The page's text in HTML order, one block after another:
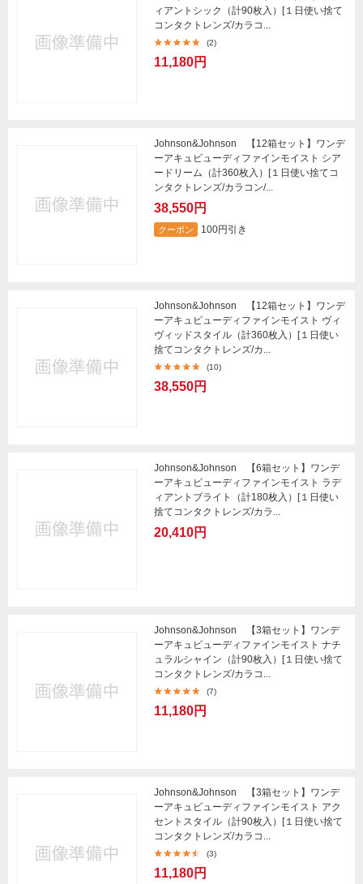
ィアントシック（計90枚入）[１日使い捨て
コンタクトレンズ/カラコ...
(2)
11,180円
Johnson&Johnson 【12箱セット】ワンデ
ーアキュビューディファインモイスト シア
ードリーム（計360枚入）[１日使い捨てコ
ンタクトレンズ/カラコン/...
38,550円
クーポン 100円引き
Johnson&Johnson 【12箱セット】ワンデ
ーアキュビューディファインモイスト ヴィ
ヴィッドスタイル（計360枚入）[１日使い
捨てコンタクトレンズ/カ...
(10)
38,550円
Johnson&Johnson 【6箱セット】ワンデ
ーアキュビューディファインモイスト ラデ
ィアントブライト（計180枚入）[１日使い
捨てコンタクトレンズ/カラ...
20,410円
Johnson&Johnson 【3箱セット】ワンデ
ーアキュビューディファインモイスト ナチ
ュラルシャイン（計90枚入）[１日使い捨て
コンタクトレンズ/カラコ...
(7)
11,180円
Johnson&Johnson 【3箱セット】ワンデ
ーアキュビューディファインモイスト アク
セントスタイル（計90枚入）[１日使い捨て
コンタクトレンズ/カラコ...
(3)
11,180円